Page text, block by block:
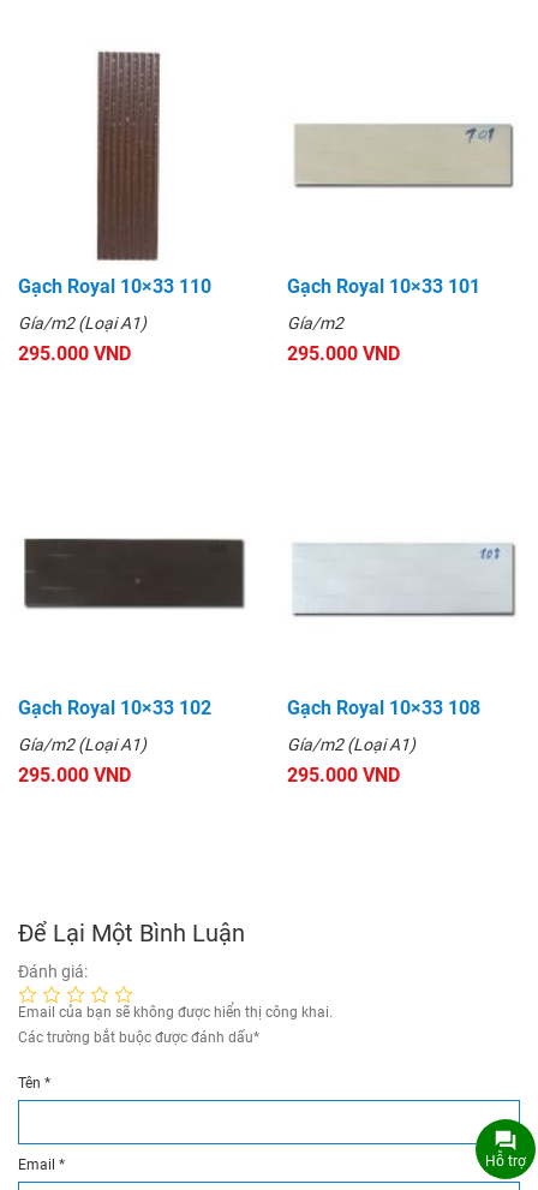
Gạch Royal 10×33 110
Gía/m2 (Loại A1)
295.000 VND
Gạch Royal 10×33 101
Gía/m2
295.000 VND
Gạch Royal 10×33 102
Gía/m2 (Loại A1)
295.000 VND
Gạch Royal 10×33 108
Gía/m2 (Loại A1)
295.000 VND
Để Lại Một Bình Luận
Đánh giá:
Email của bạn sẽ không được hiển thị công khai.
Các trường bắt buộc được đánh dấu*
Tên *
Email * Hỗ trợ